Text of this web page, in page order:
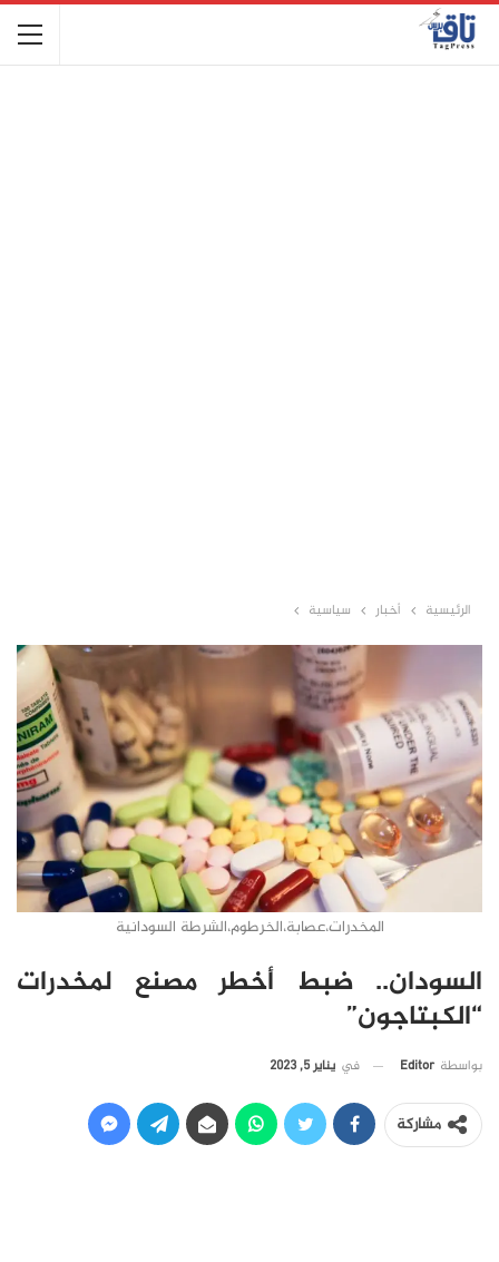
الرئيسية أخبار سياسية
المخدرات،عصابة،الخرطوم،الشرطة السودانية
السودان.. ضبط أخطر مصنع لمخدرات
“الكبتاجون”
بواسطة Editor في يناير 5, 2023
مشاركة